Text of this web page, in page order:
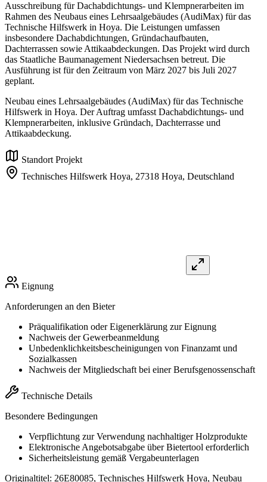
Ausschreibung für Dachabdichtungs- und Klempnerarbeiten im
Rahmen des Neubaus eines Lehrsaalgebäudes (AudiMax) für das
Technische Hilfswerk in Hoya. Die Leistungen umfassen
insbesondere Dachabdichtungen, Gründachaufbauten,
Dachterrassen sowie Attikaabdeckungen. Das Projekt wird durch
das Staatliche Baumanagement Niedersachsen betreut. Die
Ausführung ist für den Zeitraum von März 2027 bis Juli 2027
geplant.
Neubau eines Lehrsaalgebäudes (AudiMax) für das Technische
Hilfswerk in Hoya. Der Auftrag umfasst Dachabdichtungs- und
Klempnerarbeiten, inklusive Gründach, Dachterrasse und
Attikaabdeckung.
Standort Projekt
Technisches Hilfswerk Hoya, 27318 Hoya, Deutschland
Eignung
Anforderungen an den Bieter
Präqualifikation oder Eigenerklärung zur Eignung
Nachweis der Gewerbeanmeldung
Unbedenklichkeitsbescheinigungen von Finanzamt und
Sozialkassen
Nachweis der Mitgliedschaft bei einer Berufsgenossenschaft
Technische Details
Besondere Bedingungen
Verpflichtung zur Verwendung nachhaltiger Holzprodukte
Elektronische Angebotsabgabe über Bietertool erforderlich
Sicherheitsleistung gemäß Vergabeunterlagen
Originaltitel: 26E80085, Technisches Hilfswerk Hoya, Neubau